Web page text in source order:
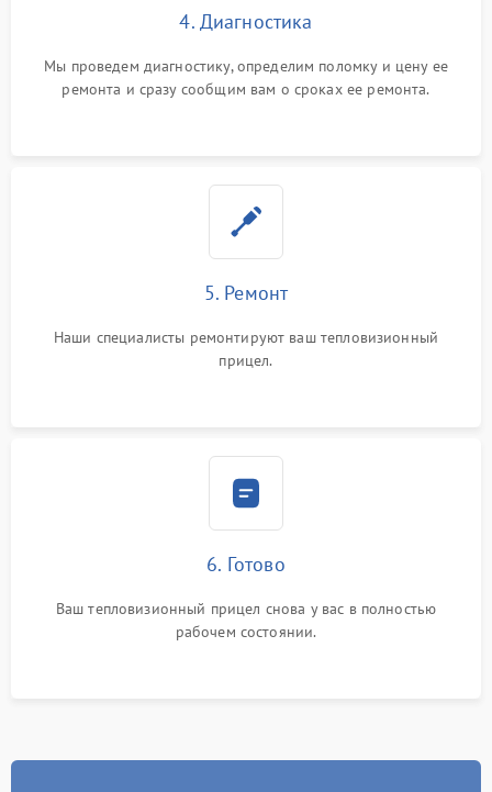
4. Диагностика
Мы проведем диагностику, определим поломку и цену ее
ремонта и сразу сообщим вам о сроках ее ремонта.
5. Ремонт
Наши специалисты ремонтируют ваш тепловизионный
прицел.
6. Готово
Ваш тепловизионный прицел снова у вас в полностью
рабочем состоянии.